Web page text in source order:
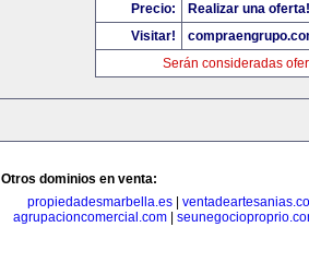
Precio:
Realizar una oferta!
Visitar!
Serán consideradas
Otros dominios en venta:
propiedadesmarbella.es|
agrupacioncomercial.com